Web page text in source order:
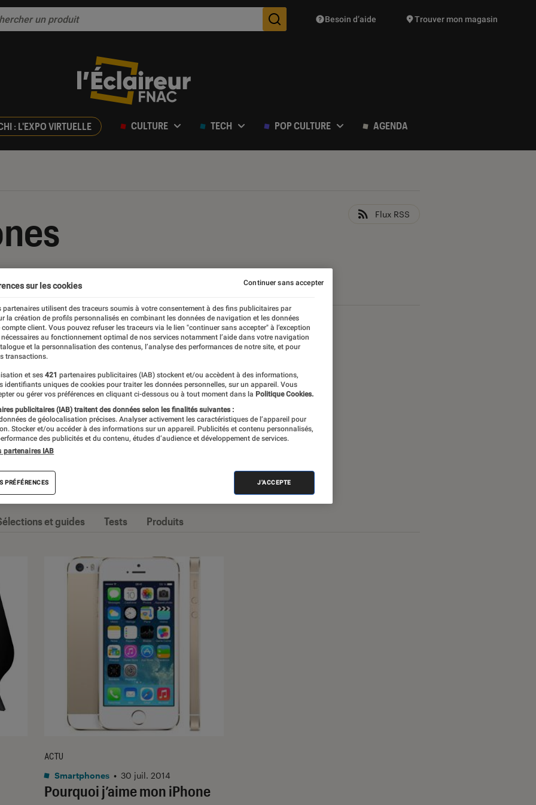
Des suggestions de produits vont vous être proposées
Besoin d’aide Trouver mon magasin
: L'EXPO VIRTUELLE CULTURE TECH POP CULTURE AGENDA
Flux RSS
Constructeurs Smartphones Android
imposé comme l’appareil high-tech par
et tests d’appareils, l’Éclaireur Fnac
quand vient le moment de changer
et guides Tests Produits
Pourquoi j’aime mon iPhone
ACTU
Smartphones • 30 juil. 2014
sur les cookies
partenaires utilisent des traceurs soumis à votre consentement à des fins publicitaires par
la création de profils personnalisés en combinant les données de navigation et les données
compte client. Vous pouvez refuser les traceurs via le lien "continuer sans accepter" à l’exception
au fonctionnement optimal de nos services notamment l’aide dans votre navigation
et la personnalisation des contenus, l’analyse des performances de notre site, et pour
transactions.
et ses 421 partenaires publicitaires (IAB) stockent et/ou accèdent à des informations,
identifiants uniques de cookies pour traiter les données personnelles, sur un appareil. Vous
ou gérer vos préférences en cliquant ci-dessous ou à tout moment dans la Politique Cookies.
publicitaires (IAB) traitent des données selon les finalités suivantes :
de géolocalisation précises. Analyser activement les caractéristiques de l’appareil pour
Stocker et/ou accéder à des informations sur un appareil. Publicités et contenu personnalisés,
des publicités et du contenu, études d’audience et développement de services.
partenaires IAB
PRÉFÉRENCES J'ACCEPTE
Continuer sans accepter